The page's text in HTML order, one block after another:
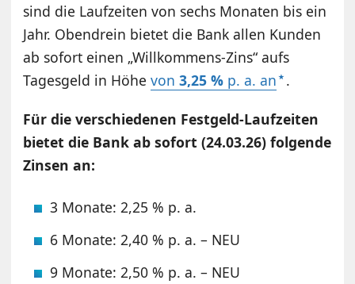
sind die Laufzeiten von sechs Monaten bis ein
Jahr. Obendrein bietet die Bank allen Kunden
ab sofort einen „Willkommens-Zins“ aufs
Tagesgeld in Höhevon 3,25 % p. a. an .
Für die verschiedenen Festgeld-Laufzeiten
bietet die Bank ab sofort (24.03.26) folgende
Zinsen an:
3 Monate: 2,25 % p. a.
6 Monate: 2,40 % p. a. – NEU
9 Monate: 2,50 % p. a. – NEU